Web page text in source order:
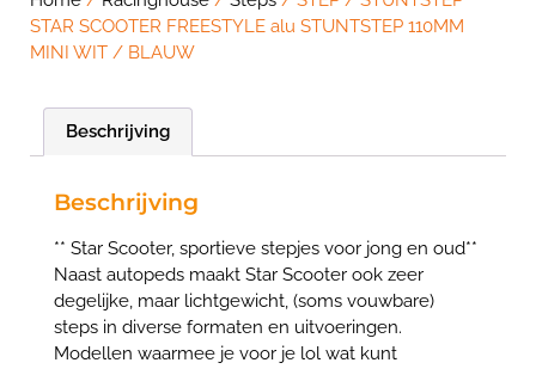
STAR SCOOTER FREESTYLE alu STUNTSTEP 110MM
MINI WIT / BLAUW
Beschrijving
Beschrijving
** Star Scooter, sportieve stepjes voor jong en oud**
Naast autopeds maakt Star Scooter ook zeer
degelijke, maar lichtgewicht, (soms vouwbare)
steps in diverse formaten en uitvoeringen.
Modellen waarmee je voor je lol wat kunt